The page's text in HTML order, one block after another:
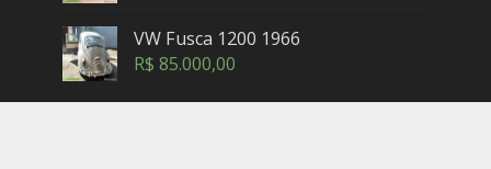
VW Fusca 1200 1966
R$ 85.000,00